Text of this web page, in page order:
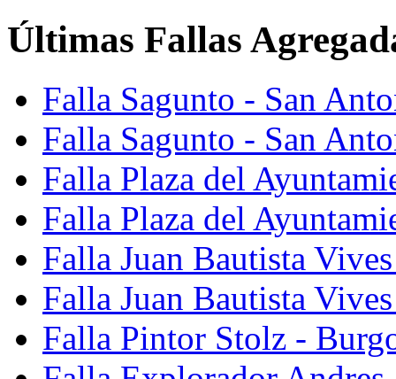
Últimas Fallas
Falla Sagunto - San
Falla Sagunto - San
Falla Plaza del
Falla Plaza del
Falla Juan Bautista
Falla Juan Bautista
Falla Pintor Stolz -